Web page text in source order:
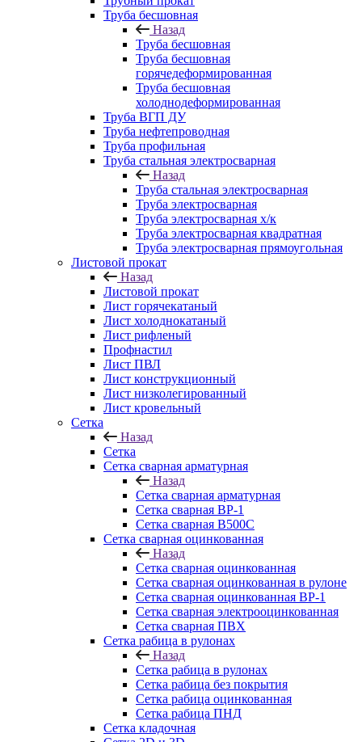
Труба бесшовная
Назад
Труба бесшовная
Труба бесшовная
горячедеформированная
Труба бесшовная
холоднодеформированная
Труба ВГП ДУ
Труба нефтепроводная
Труба профильная
Труба стальная электросварная
Назад
Труба стальная электросварная
Труба электросварная
Труба электросварная х/к
Труба электросварная квадратная
Труба электросварная прямоугольная
Листовой прокат
Назад
Листовой прокат
Лист горячекатаный
Лист холоднокатаный
Лист рифленый
Профнастил
Лист ПВЛ
Лист конструкционный
Лист низколегированный
Лист кровельный
Сетка
Назад
Сетка
Сетка сварная арматурная
Назад
Сетка сварная арматурная
Сетка сварная ВР-1
Сетка сварная В500С
Сетка сварная оцинкованная
Назад
Сетка сварная оцинкованная
Сетка сварная оцинкованная в рулоне
Сетка сварная оцинкованная ВР-1
Сетка сварная электрооцинкованная
Сетка сварная ПВХ
Сетка рабица в рулонах
Назад
Сетка рабица в рулонах
Сетка рабица без покрытия
Сетка рабица оцинкованная
Сетка рабица ПНД
Сетка кладочная